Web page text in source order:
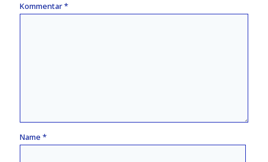
Kommentar*
Name *